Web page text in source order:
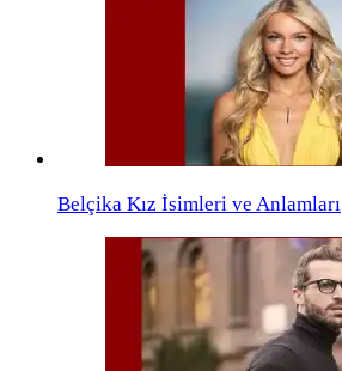
Belçika Kız İsimleri ve Anlamları